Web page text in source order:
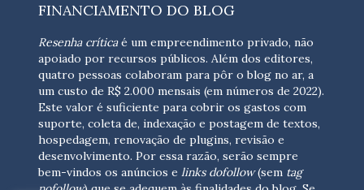
FINANCIAMENTO DO BLOG
Resenha críticaé um empreendimento privado, não
apoiado por recursos públicos. Além dos editores,
quatro pessoas colaboram para pôr o blog no ar, a
um custo de R$ 2.000 mensais (em números de 2022).
Este valor é suficiente para cobrir os gastos com
suporte, coleta de, indexação e postagem de textos,
hospedagem, renovação de plugins, revisão e
desenvolvimento. Por essa razão, serão sempre
bem-vindos os anúncios e links dofollow(sem tag